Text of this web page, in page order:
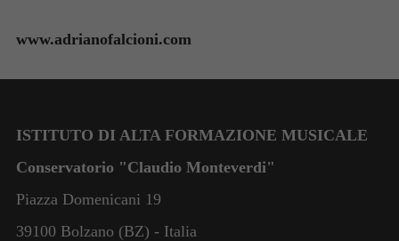
www.adrianofalcioni.com
ISTITUTO DI ALTA FORMAZIONE MUSICALE
Conservatorio "Claudio Monteverdi"
Piazza Domenicani 19
39100 Bolzano (BZ) - Italia